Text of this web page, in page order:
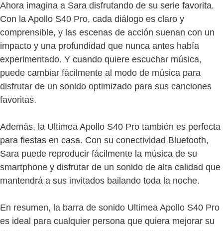
Ahora imagina a Sara disfrutando de su serie favorita.
Con la Apollo S40 Pro, cada diálogo es claro y
comprensible, y las escenas de acción suenan con un
impacto y una profundidad que nunca antes había
experimentado. Y cuando quiere escuchar música,
puede cambiar fácilmente al modo de música para
disfrutar de un sonido optimizado para sus canciones
favoritas.
Además, la Ultimea Apollo S40 Pro también es perfecta
para fiestas en casa. Con su conectividad Bluetooth,
Sara puede reproducir fácilmente la música de su
smartphone y disfrutar de un sonido de alta calidad que
mantendrá a sus invitados bailando toda la noche.
En resumen, la barra de sonido Ultimea Apollo S40 Pro
es ideal para cualquier persona que quiera mejorar su